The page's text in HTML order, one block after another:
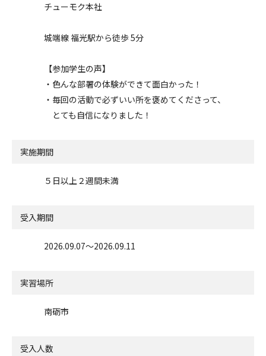
チューモク本社
城端線 福光駅から徒歩 5分
【参加学生の声】
・色んな部署の体験ができて面白かった！
・毎回の活動で必ずいい所を褒めてくださって、
とても自信になりました！
実施期間
５日以上２週間未満
受入期間
2026.09.07〜2026.09.11
実習場所
南砺市
受入人数